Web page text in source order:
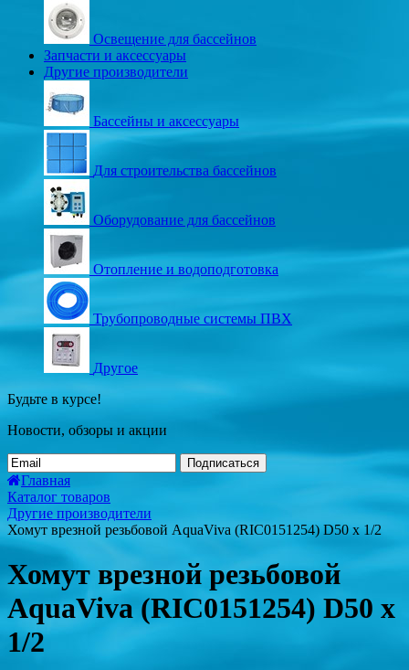
Освещение для бассейнов
Запчасти и аксессуары
Другие производители
Бассейны и аксессуары
Для строительства бассейнов
Оборудование для бассейнов
Отопление и водоподготовка
Трубопроводные системы ПВХ
Другое
Будьте в курсе!
Новости, обзоры и акции
Подписаться
Главная
Каталог товаров
Другие производители
Хомут врезной резьбовой AquaViva (RIC0151254) D50 x 1/2
Хомут врезной резьбовой
AquaViva (RIC0151254) D50 x
1/2